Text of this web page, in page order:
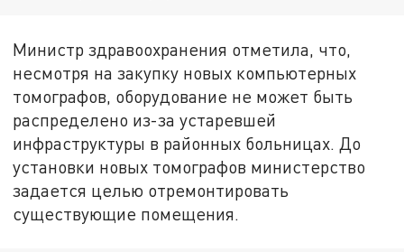
Министр здравоохранения отметила, что,
несмотря на закупку новых компьютерных
томографов, оборудование не может быть
распределено из-за устаревшей
инфраструктуры в районных больницах. До
установки новых томографов министерство
задается целью отремонтировать
существующие помещения.